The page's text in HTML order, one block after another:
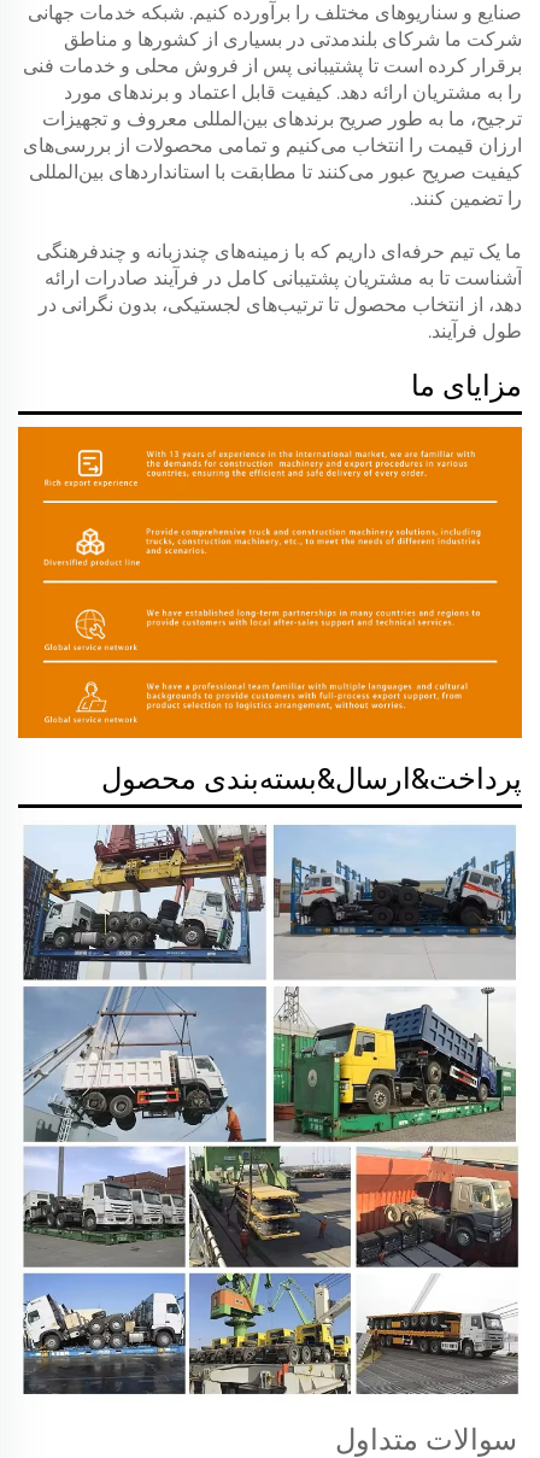
صنایع و سناریوهای مختلف را برآورده کنیم. شبکه خدمات جهانی
شرکت ما شرکای بلندمدتی در بسیاری از کشورها و مناطق
برقرار کرده است تا پشتیبانی پس از فروش محلی و خدمات فنی
را به مشتریان ارائه دهد. کیفیت قابل اعتماد و برندهای مورد
ترجیح، ما به طور صریح برندهای بین‌المللی معروف و تجهیزات
ارزان قیمت را انتخاب می‌کنیم و تمامی محصولات از بررسی‌های
کیفیت صریح عبور می‌کنند تا مطابقت با استانداردهای بین‌المللی
را تضمین کنند.
ما یک تیم حرفه‌ای داریم که با زمینه‌های چندزبانه و چندفرهنگی
آشناست تا به مشتریان پشتیبانی کامل در فرآیند صادرات ارائه
دهد، از انتخاب محصول تا ترتیب‌های لجستیکی، بدون نگرانی در
طول فرآیند.
مزایای ما
پرداخت&ارسال&بسته‌بندی محصول
سوالات متداول